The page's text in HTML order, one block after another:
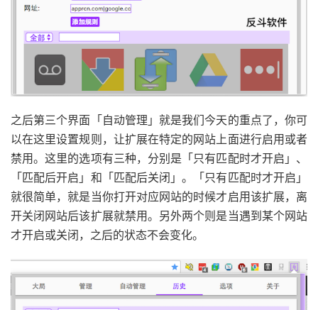
之后第三个界面「自动管理」就是我们今天的重点了，你可
以在这里设置规则，让扩展在特定的网站上面进行启用或者
禁用。这里的选项有三种，分别是「只有匹配时才开启」、
「匹配后开启」和「匹配后关闭」。「只有匹配时才开启」
就很简单，就是当你打开对应网站的时候才启用该扩展，离
开关闭网站后该扩展就禁用。另外两个则是当遇到某个网站
才开启或关闭，之后的状态不会变化。